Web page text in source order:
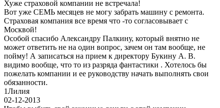
Хуже страховой компании не встречала!
Вот уже СЕМЬ месяцев не могу забрать машину с ремонта.
Страховая компания все время что -то согласовывает с
Москвой!
Особой спасибо Александру Палкину, который внятно не
может ответить не на один вопрос, зачем он там вообще, не
пойму! А записаться на прием к директору Букину А. В.
видимо вообще, что то из разряда фантастики . Хотелось бы
пожелать компании и ее руководству начать выполнять свои
обязанности.
1Лилия
02-12-2013